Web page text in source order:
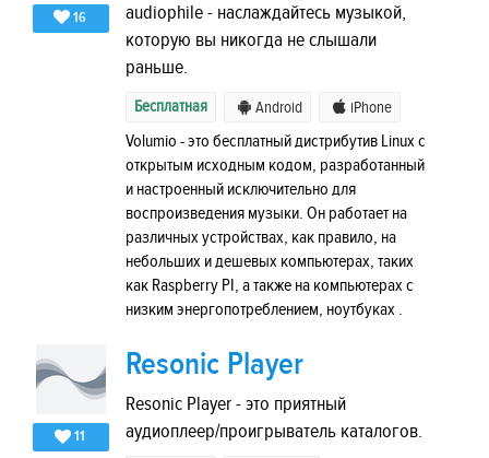
16
audiophile - наслаждайтесь музыкой,
которую вы никогда не слышали
раньше.
Бесплатная Android iPhone
Volumio - это бесплатный дистрибутив Linux с
открытым исходным кодом, разработанный
и настроенный исключительно для
воспроизведения музыки. Он работает на
различных устройствах, как правило, на
небольших и дешевых компьютерах, таких
как Raspberry PI, а также на компьютерах с
низким энергопотреблением, ноутбуках .
11
Resonic Player
Resonic Player - это приятный
аудиоплеер/проигрыватель каталогов.